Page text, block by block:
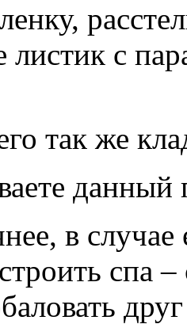
листик с
так же
данный
в
спа